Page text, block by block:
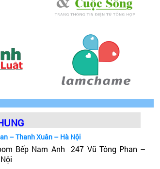
– Thanh Xuân – Hà Nội
Bếp Nam Anh 247 Vũ Tông Phan –